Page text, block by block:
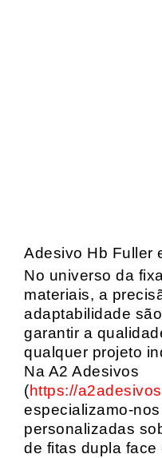
Adesivo Hb Fuller
No universo da
materiais, a
adaptabilidade
garantir a
qualquer projeto
Na A2 Adesivos
(https://
especializamo-
personalizadas
de fitas dupla